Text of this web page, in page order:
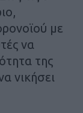
με
να
της
νικήσει